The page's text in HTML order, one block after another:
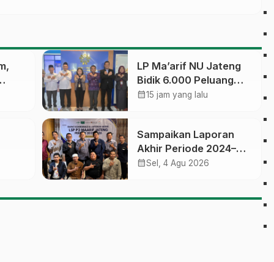
LP Ma’arif NU Jateng
Bidik 6.000 Peluang
Pelatihan dan
calendar_month15 jam yang lalu
Sampaikan Laporan
Akhir Periode 2024–
2026, LSP P2 Ma’arif
calendar_monthSel, 4 Agu 2026